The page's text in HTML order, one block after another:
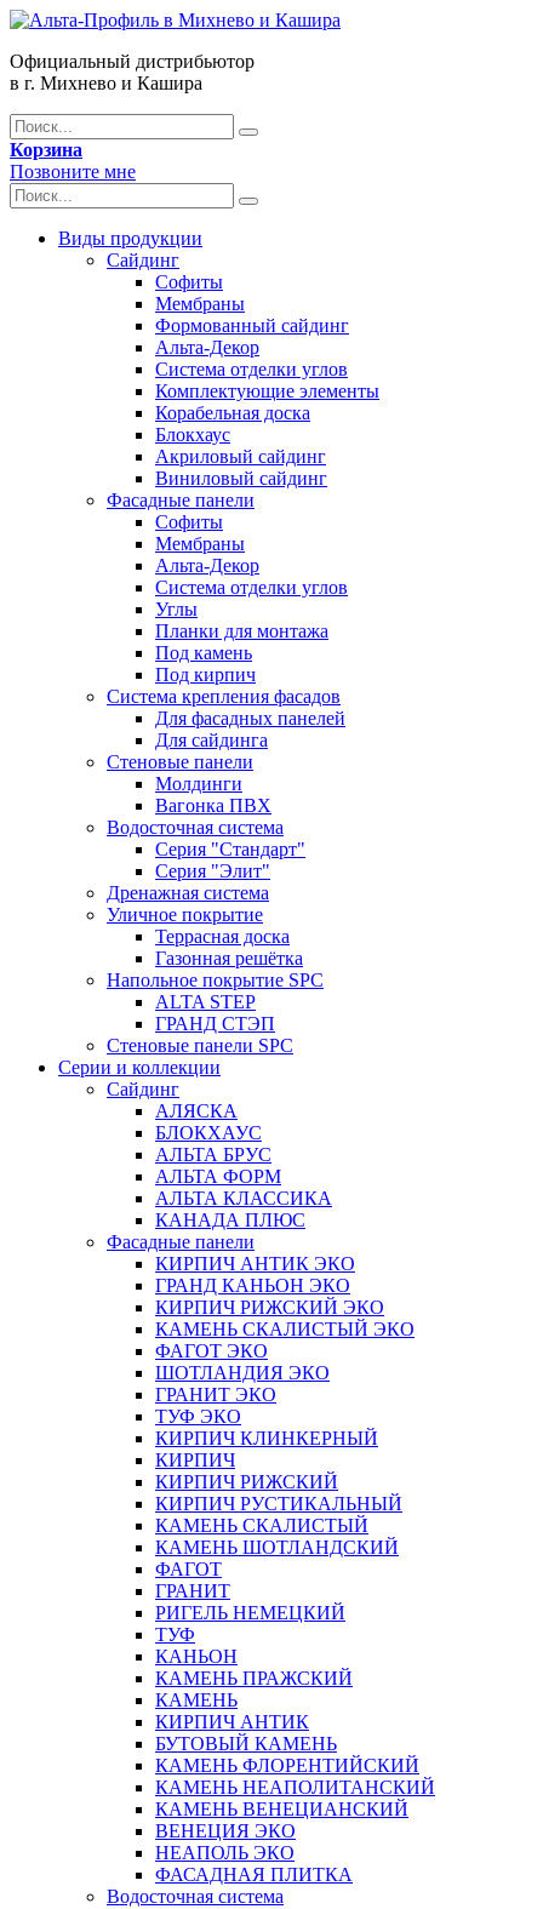
Официальный дистрибьютор
в г. Михнево и Кашира
Корзина
Позвоните мне
Виды продукции
Сайдинг
Софиты
Мембраны
Формованный сайдинг
Альта-Декор
Система отделки углов
Комплектующие элементы
Корабельная доска
Блокхаус
Акриловый сайдинг
Виниловый сайдинг
Фасадные панели
Софиты
Мембраны
Альта-Декор
Система отделки углов
Углы
Планки для монтажа
Под камень
Под кирпич
Система крепления фасадов
Для фасадных панелей
Для сайдинга
Стеновые панели
Молдинги
Вагонка ПВХ
Водосточная система
Серия "Стандарт"
Серия "Элит"
Дренажная система
Уличное покрытие
Террасная доска
Газонная решётка
Напольное покрытие SPC
ALTA STEP
ГРАНД СТЭП
Стеновые панели SPC
Серии и коллекции
Сайдинг
АЛЯСКА
БЛОКХАУС
АЛЬТА БРУС
АЛЬТА ФОРМ
АЛЬТА КЛАССИКА
КАНАДА ПЛЮС
Фасадные панели
КИРПИЧ АНТИК ЭКО
ГРАНД КАНЬОН ЭКО
КИРПИЧ РИЖСКИЙ ЭКО
КАМЕНЬ СКАЛИСТЫЙ ЭКО
ФАГОТ ЭКО
ШОТЛАНДИЯ ЭКО
ГРАНИТ ЭКО
ТУФ ЭКО
КИРПИЧ КЛИНКЕРНЫЙ
КИРПИЧ
КИРПИЧ РИЖСКИЙ
КИРПИЧ РУСТИКАЛЬНЫЙ
КАМЕНЬ СКАЛИСТЫЙ
КАМЕНЬ ШОТЛАНДСКИЙ
ФАГОТ
ГРАНИТ
РИГЕЛЬ НЕМЕЦКИЙ
ТУФ
КАНЬОН
КАМЕНЬ ПРАЖСКИЙ
КАМЕНЬ
КИРПИЧ АНТИК
БУТОВЫЙ КАМЕНЬ
КАМЕНЬ ФЛОРЕНТИЙСКИЙ
КАМЕНЬ НЕАПОЛИТАНСКИЙ
КАМЕНЬ ВЕНЕЦИАНСКИЙ
ВЕНЕЦИЯ ЭКО
НЕАПОЛЬ ЭКО
ФАСАДНАЯ ПЛИТКА
Водосточная система